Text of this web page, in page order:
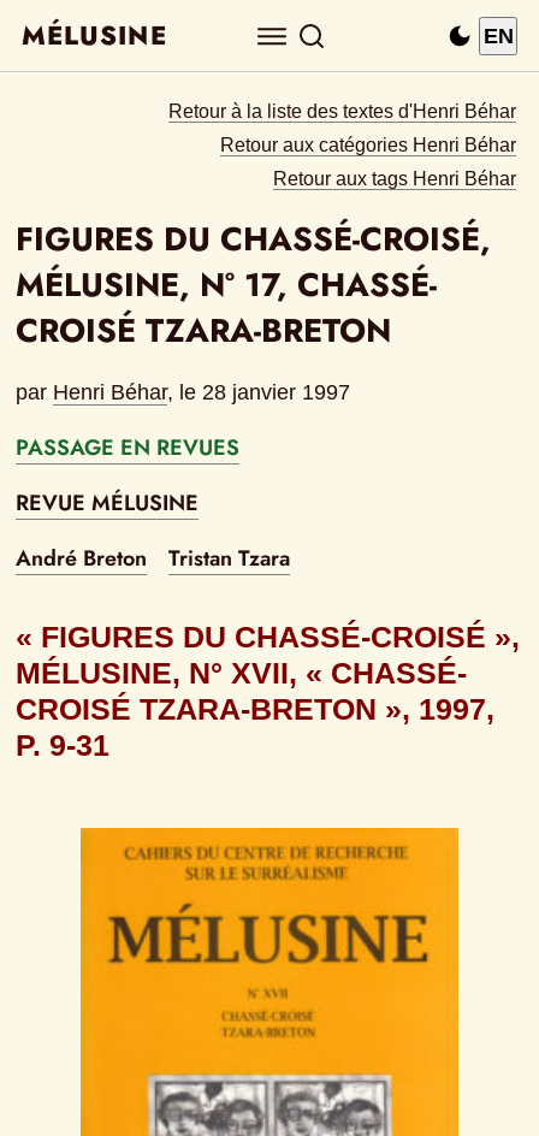
MÉLUSINE EN
Retour à la liste des textes d'Henri Béhar
Retour aux catégories Henri Béhar
Retour aux tags Henri Béhar
FIGURES DU CHASSÉ-CROISÉ,
MÉLUSINE, N° 17, CHASSÉ-
CROISÉ TZARA-BRETON
par Henri Béhar, le 28 janvier 1997
PASSAGE EN REVUES
REVUE MÉLUSINE
André Breton
Tristan Tzara
« FIGURES DU CHASSÉ-CROISÉ »,
MÉLUSINE, N° XVII, « CHASSÉ-
CROISÉ TZARA-BRETON », 1997,
P. 9-31